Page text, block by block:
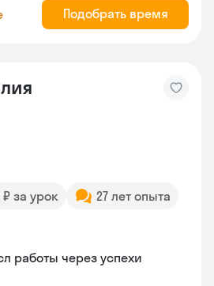
Подобрать время
₽ за урок
27 лет опыта
работы через успехи